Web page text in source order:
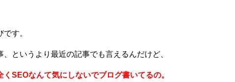
す。
というより最近の記事でも言えるんだけど、
くSEOなんて気にしないでブログ書いてるの。